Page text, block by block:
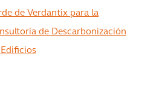
de Verdantix para la
de Descarbonización